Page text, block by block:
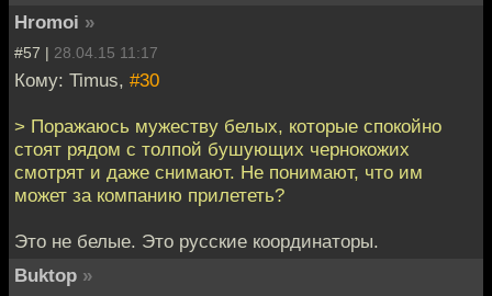
Hromoi »
#57 | 28.04.15 11:17
Кому: Timus, #30
> Поражаюсь мужеству белых, которые спокойно
стоят рядом с толпой бушующих чернокожих
смотрят и даже снимают. Не понимают, что им
может за компанию прилететь?
Это не белые. Это русские координаторы.
Buktop »